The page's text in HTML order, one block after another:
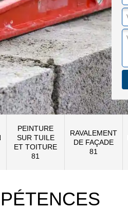
PEINTURE
SUR TUILE
ET TOITURE
81
RAVALEMENT
DE FAÇADE
81